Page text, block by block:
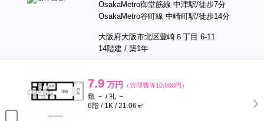
OsakaMetro御堂筋線 中津駅/徒歩7分
OsakaMetro谷町線 中崎町駅/徒歩14分
大阪府大阪市北区豊崎６丁目 6-11
14階建 / 築1年
7.9 万円 （管理費等10,000円）
敷 － / 礼 －
6階 / 1K / 21.06㎡